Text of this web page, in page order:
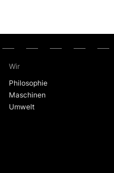
Wir
Philosophie
Maschinen
Umwelt